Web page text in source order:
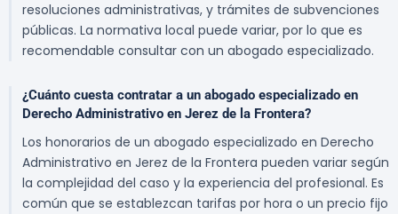
resoluciones administrativas, y trámites de subvenciones
públicas. La normativa local puede variar, por lo que es
recomendable consultar con un abogado especializado.
¿Cuánto cuesta contratar a un abogado especializado en
Derecho Administrativo en Jerez de la Frontera?
Los honorarios de un abogado especializado en Derecho
Administrativo en Jerez de la Frontera pueden variar según
la complejidad del caso y la experiencia del profesional. Es
común que se establezcan tarifas por hora o un precio fijo